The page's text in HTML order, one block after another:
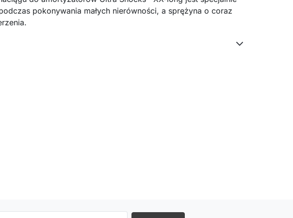
pokonywania małych nierówności, a sprężyna o coraz